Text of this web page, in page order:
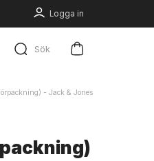
Logga in
Sök
- Jack & Jones